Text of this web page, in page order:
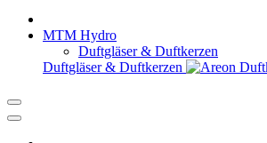
MTM Hydro
Duftgläser & Duftkerzen
Duftgläser & Duftkerzen